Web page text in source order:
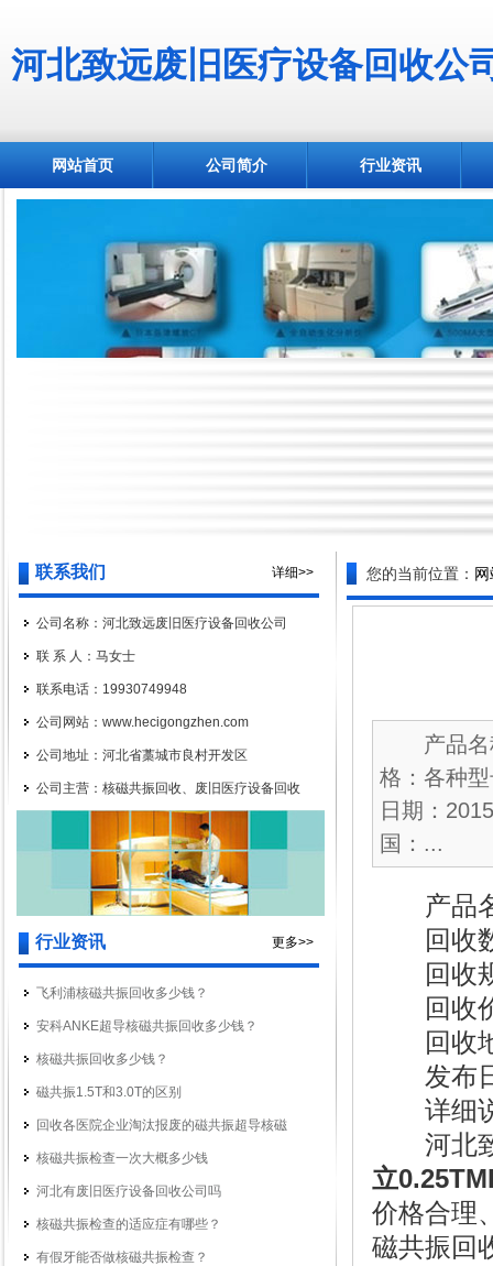
河北致远废旧医疗设备回收公
网站首页 公司简介 行业资讯
详细>>
联系我们
公司名称：河北致远废旧医疗设备回收公司
联 系 人：马女士
联系电话：19930749948
公司网站：www.hecigongzhen.com
公司地址：河北省藁城市良村开发区
公司主营：核磁共振回收、废旧医疗设备回收
更多>>
行业资讯
飞利浦核磁共振回收多少钱？
安科ANKE超导核磁共振回收多少钱？
核磁共振回收多少钱？
磁共振1.5T和3.0T的区别
回收各医院企业淘汰报废的磁共振超导核磁
核磁共振检查一次大概多少钱
河北有废旧医疗设备回收公司吗
核磁共振检查的适应症有哪些？
有假牙能否做核磁共振检查？
您的当前位置：
产品名称
格：各种
日期：
国：...
产品
回收数
回收规
回收价
回收地
发布日
详细
河北致
立
价格合理
磁共振回